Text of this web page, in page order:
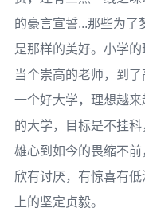
的豪言宣誓...那些为了
是那样的美好。小学
当个崇高的老师，到
一个好大学，理想越
的大学，目标是不挂
雄心到如今的畏缩不
欣有讨厌，有惊喜有
上的坚定贞毅。­